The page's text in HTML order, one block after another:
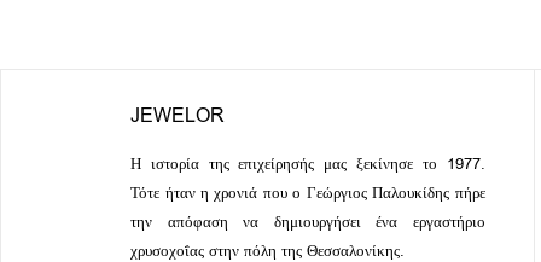
JEWELOR
Η ιστορία της επιχείρησής μας ξεκίνησε το 1977.
Τότε ήταν η χρονιά που ο Γεώργιος Παλουκίδης πήρε
την απόφαση να δημιουργήσει ένα εργαστήριο
χρυσοχοΐας στην πόλη της Θεσσαλονίκης.